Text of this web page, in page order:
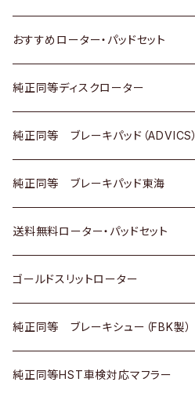
ダイハツ
マツダ
三菱
スバル
日野
三菱ふそう
ＢＭＷ
いすゞ
ダイハツ
マツダ
三菱
日野
三菱ふそう
いすゞ
ダイハツ
三菱
日野
三菱ふそう
その他
スズキ
日産
ダイハツ
マツダ
三菱
スバル
ホンダ
スズキ
日産
いすゞ
ダイハツ
マツダ
三菱
スバル
トヨタ
日産
いすゞ
ダイハツ
マツダ
三菱
おすすめローター・パッドセット
トヨタ
ホンダ
スズキ
日産
ダイハツ
マツダ
三菱
純正同等ディスクローター
トヨタ
ホンダ
スズキ
日産
いすゞ
ダイハツ
純正同等 ブレーキパッド（ADVICS）
トヨタ
ホンダ
スズキ
日産
ダイハツ
純正同等 ブレーキパッド東海
トヨタ
ホンダ
日産
いすゞ
送料無料ローター・パッドセット
トヨタ
ホンダ
スズキ
ゴールドスリットローター
トヨタ
ホンダ
純正同等 ブレーキシュー（FBK製）
ホンダ
純正同等HST車検対応マフラー